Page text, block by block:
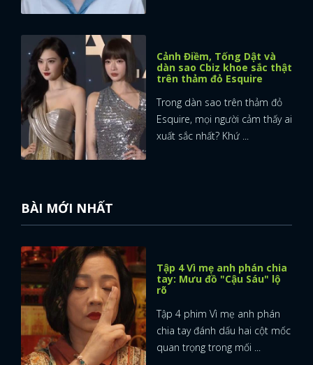
Cảnh Điềm, Tống Dật và
dàn sao Cbiz khoe sắc thật
trên thảm đỏ Esquire
Trong dàn sao trên thảm đỏ
Esquire, mọi người cảm thấy ai
xuất sắc nhất? Khứ ...
BÀI MỚI NHẤT
Tập 4 Vì mẹ anh phán chia
tay: Mưu đồ "Cậu Sáu" lộ
rõ
Tập 4 phim Vì mẹ anh phán
chia tay đánh dấu hai cột mốc
quan trọng trong mối ...